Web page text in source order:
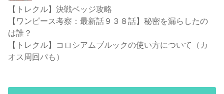
【トレクル】決戦ベッジ攻略
【ワンピース考察：最新話９３８話】秘密を漏らしたの
は誰？
【トレクル】コロシアムブルックの使い方について（カ
オス周回パも）